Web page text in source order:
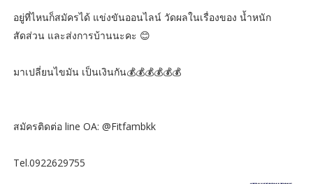
อยู่ที่ไหนก็สมัครได้ แข่งขันออนไลน์ วัดผลในเรื่องของ น้ำหนัก
สัดส่วน และส่งการบ้านนะคะ 😊
มาเปลี่ยนไขมัน เป็นเงินกัน💰💰💰💰💰💰
สมัครติดต่อ line OA: @Fitfambkk
Tel.0922629755